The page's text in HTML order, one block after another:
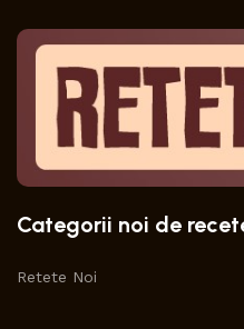
Categorii noi de
Retete Noi